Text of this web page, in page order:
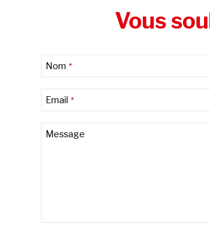
Vous
Nom *
Email *
Message